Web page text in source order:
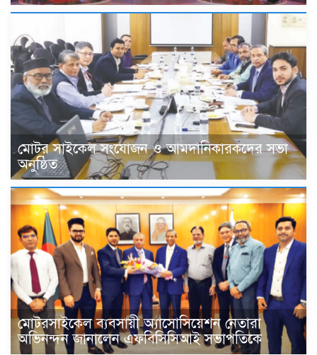
মোটর সাইকেল সংযোজন ও আমদানিকারকদের সভা
অনুষ্ঠিত
মোটরসাইকেল ব্যবসায়ী অ্যাসোসিয়েশন নেতারা
অভিনন্দন জানালেন এফবিসিসিআই সভাপতিকে